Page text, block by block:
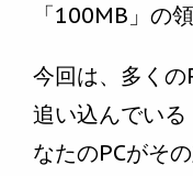
「100MB」の
今回は、多く
追い込んでい
なたのPCがそ